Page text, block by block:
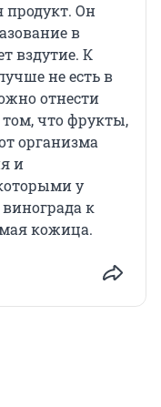
Он
в
вздутие. К
не есть в
отнести
том, что фрукты,
организма
и
у
к
кожица.